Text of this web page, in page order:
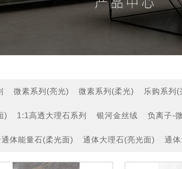
微素系列(亮光) 微素系列(柔光) 乐购系列(
) 1:1高透大理石系列 银河金丝绒 负离子-
体能量石(柔光面) 通体大理石(亮光面) 通